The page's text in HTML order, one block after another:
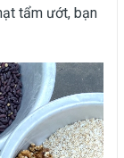
tẩm ướt, bạn